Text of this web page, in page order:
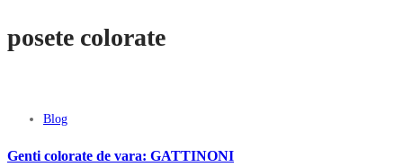
posete colorate
Blog
Genti colorate de vara: GATTINONI